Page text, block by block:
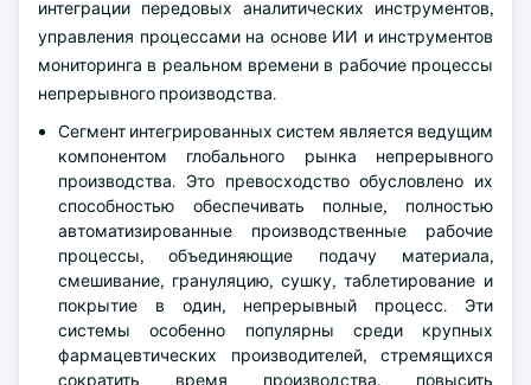
интеграции передовых аналитических инструментов,
управления процессами на основе ИИ и инструментов
мониторинга в реальном времени в рабочие процессы
непрерывного производства.
Сегмент интегрированных систем является ведущим
компонентом глобального рынка непрерывного
производства. Это превосходство обусловлено их
способностью обеспечивать полные, полностью
автоматизированные производственные рабочие
процессы, объединяющие подачу материала,
смешивание, грануляцию, сушку, таблетирование и
покрытие в один, непрерывный процесс. Эти
системы особенно популярны среди крупных
фармацевтических производителей, стремящихся
сократить время производства, повысить